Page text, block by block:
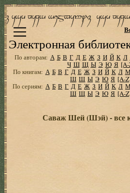
Электронная
По авторам: А Б В Г Д Е Ж З И Й К Л
Ч Ш Щ Ы Э Ю Я
По книгам: А Б В Г Д Е Ж З И Й К Л М
Ш Щ Ы Э Ю Я [A-
По сериям: А Б В Г Д Е Ж З И Й К Л М
Ш Щ Ы Э Ю Я [A-
Саваж Шей (Шэй) - все